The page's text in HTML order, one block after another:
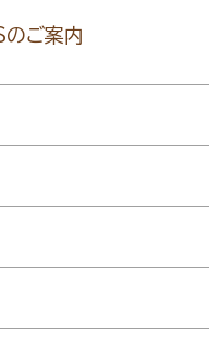
ご案内